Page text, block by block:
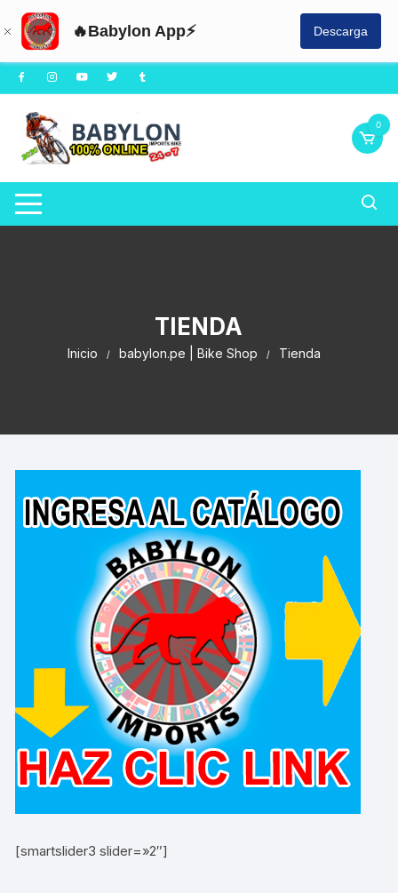
🔥Babylon App⚡ Descarga
Saltar
al
contenido
0
TIENDA
Inicio babylon.pe | Bike Shop Tienda
[smartslider3 slider=»2″]